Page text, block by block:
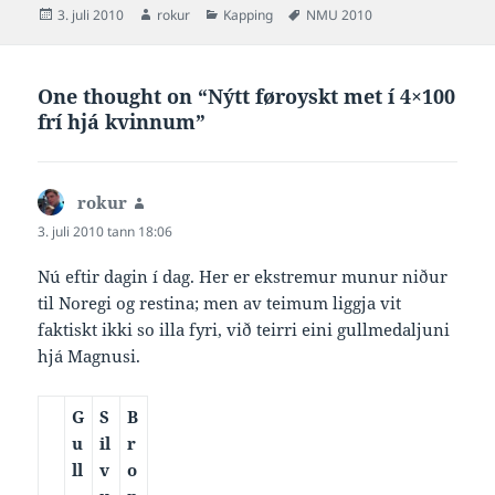
Tær fýra sum svumu nú vóru
Signhild Joensen og Ásbjørg
Posted
3. juli 2010 Author
rokur Categories
Kapping Tags
NMU 2010
One thought on “Nýtt føroyskt met í 4×100
frí hjá kvinnum”
rokur
3. juli 2010 tann 18:06
Nú eftir dagin í dag. Her er ekstremur munur niður
til Noregi og restina; men av teimum liggja vit
faktiskt ikki so illa fyri, við teirri eini gullmedaljuni
hjá Magnusi.
G
u
ll
S
il
v
B
r
o